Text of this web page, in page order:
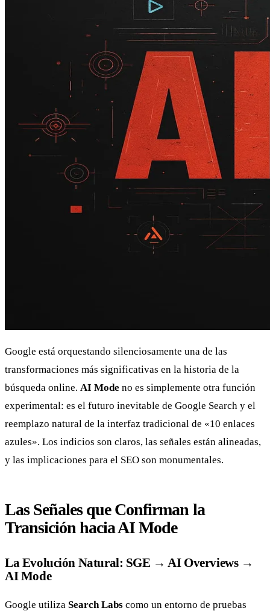
Google está orquestando silenciosamente una de las
transformaciones más significativas en la historia de la
búsqueda online. AI Mode no es simplemente otra función
experimental: es el futuro inevitable de Google Search y el
reemplazo natural de la interfaz tradicional de «10 enlaces
azules». Los indicios son claros, las señales están alineadas,
y las implicaciones para el SEO son monumentales.
Las Señales que Confirman la
Transición hacia AI Mode
La Evolución Natural: SGE → AI Overviews →
AI Mode
Google utiliza Search Labs como un entorno de pruebas